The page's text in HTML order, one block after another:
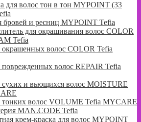
для волос тон в тон MYPOINT (33
бровей и ресниц MYPOINT Tefia
для окрашивания волос COLOR
Tefia
волос COLOR Tefia
волос REPAIR Tefia
и вьющихся волос MOISTURE
тонких волос VOLUME Tefia MYCARE
MAN.CODE Tefia
крем-краска для волос MYPOINT